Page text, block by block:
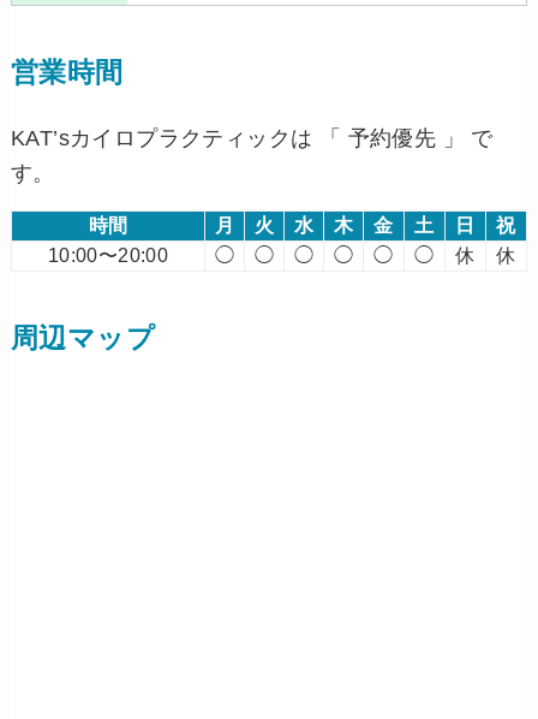
営業時間
KAT’sカイロプラクティックは 「 予約優先 」 で
す。
時間 月 火 水 木 金 土 日
祝
10:00〜20:00
◯ ◯ ◯ ◯ ◯ ◯ 休 休
周辺マップ